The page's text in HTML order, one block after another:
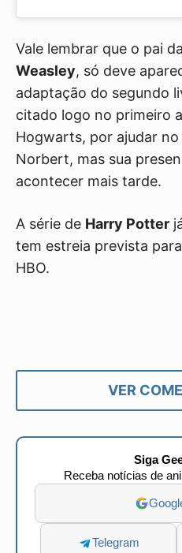
Vale lembrar que o pai
Weasley, só deve
adaptação do segundo
citado logo no primeiro
Hogwarts, por ajudar
Norbert, mas sua
acontecer mais tarde.
A série de Harry Potter
tem estreia prevista
HBO.
VER
Siga
Receba notícias de
Telegram